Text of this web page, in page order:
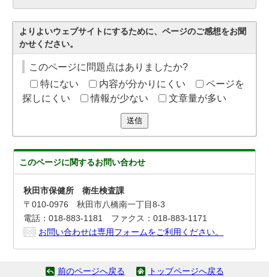
よりよいウェブサイトにするために、ページのご感想をお聞
かせください。
このページに問題点はありましたか?
特にない
内容が分かりにくい
ページを
探しにくい
情報が少ない 文章量が多い
送信
このページに関するお問い合わせ
秋田市保健所 衛生検査課
〒010-0976 秋田市八橋南一丁目8-3
電話：018-883-1181 ファクス：018-883-1171
お問い合わせは専用フォームをご利用ください。
前のページへ戻る トップページへ戻る